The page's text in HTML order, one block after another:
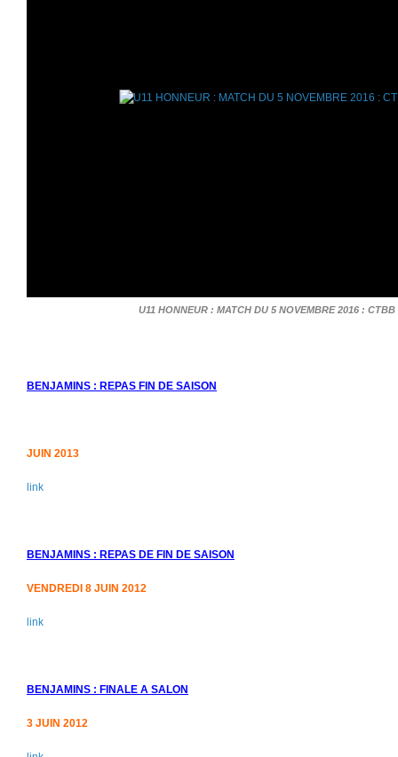
U11 HONNEUR : MATCH DU 5 NOVEMBRE 2016 :
BENJAMINS : REPAS FIN DE SAISON
JUIN 2013
link
BENJAMINS : REPAS DE FIN DE SAISON
VENDREDI 8 JUIN 2012
link
BENJAMINS : FINALE A SALON
3 JUIN 2012